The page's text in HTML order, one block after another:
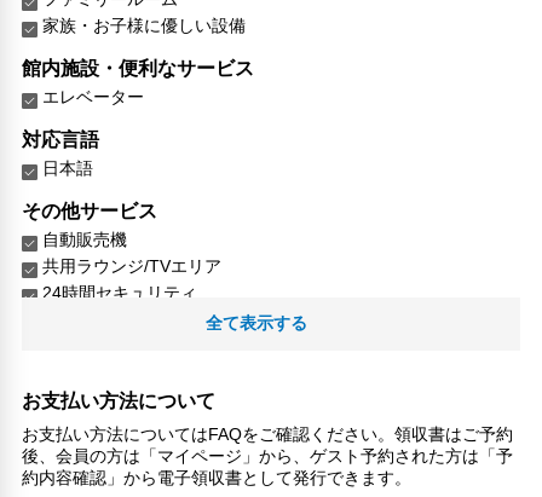
家族・お子様に優しい設備
館内施設・便利なサービス
エレベーター
対応言語
日本語
その他サービス
自動販売機
共用ラウンジ/TVエリア
24時間セキュリティ
コンタクトレス チェックイン/チェックアウト
キャッシュレス支払いサービス
チェックイン（24時間対応）
全て表示する
お支払い方法について
お支払い方法についてはFAQをご確認ください。領収書はご予約
後、会員の方は「マイページ」から、ゲスト予約された方は「予
約内容確認」から電子領収書として発行できます。